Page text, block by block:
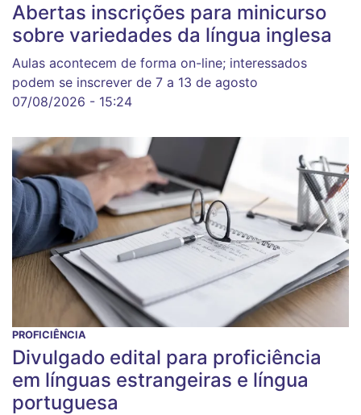
Abertas inscrições para minicurso
sobre variedades da língua inglesa
Aulas acontecem de forma on-line; interessados
podem se inscrever de 7 a 13 de agosto
07/08/2026 - 15:24
PROFICIÊNCIA
Divulgado edital para proficiência
em línguas estrangeiras e língua
portuguesa